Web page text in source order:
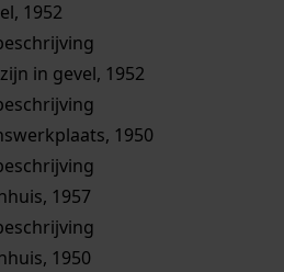
1952
in gevel, 1952
1950
1957
1950